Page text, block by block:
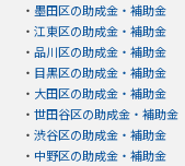
・ 墨田区の助成金・補助金
・ 江東区の助成金・補助金
・ 品川区の助成金・補助金
・ 目黒区の助成金・補助金
・ 大田区の助成金・補助金
・ 世田谷区の助成金・補助金
・ 渋谷区の助成金・補助金
・ 中野区の助成金・補助金